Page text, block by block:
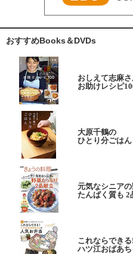
おすすめBooks＆DVDs
おしえて志麻
お助けレシピ
大原千鶴の
ひとり分ごはん
元気なシニア
たんぱく質も 2
これならできる!
ハツ江おばあ